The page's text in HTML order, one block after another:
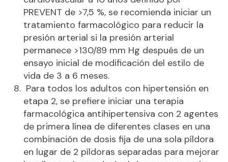
PREVENT de >7,5 %, se recomienda iniciar un
tratamiento farmacológico para reducir la
presión arterial si la presión arterial
permanece >130/89 mm Hg después de un
ensayo inicial de modificación del estilo de
vida de 3 a 6 meses.
Para todos los adultos con hipertensión en
etapa 2, se prefiere iniciar una terapia
farmacológica antihipertensiva con 2 agentes
de primera línea de diferentes clases en una
combinación de dosis fija de una sola píldora
en lugar de 2 píldoras separadas para mejorar